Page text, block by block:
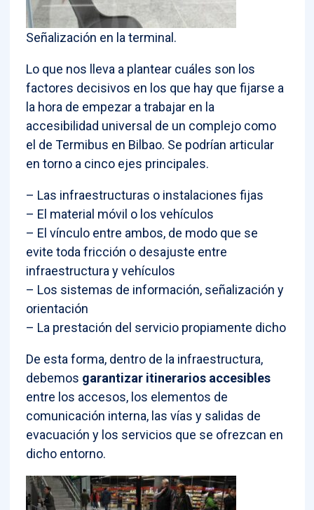
Señalización en la terminal.
Lo que nos lleva a plantear cuáles son los
factores decisivos en los que hay que fijarse a
la hora de empezar a trabajar en la
accesibilidad universal de un complejo como
el de Termibus en Bilbao. Se podrían articular
en torno a cinco ejes principales.
– Las infraestructuras o instalaciones fijas
– El material móvil o los vehículos
– El vínculo entre ambos, de modo que se
evite toda fricción o desajuste entre
infraestructura y vehículos
– Los sistemas de información, señalización y
orientación
– La prestación del servicio propiamente dicho
De esta forma, dentro de la infraestructura,
debemos garantizar itinerarios accesibles
entre los accesos, los elementos de
comunicación interna, las vías y salidas de
evacuación y los servicios que se ofrezcan en
dicho entorno.